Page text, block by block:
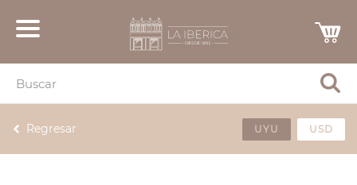
Regresar UYU USD